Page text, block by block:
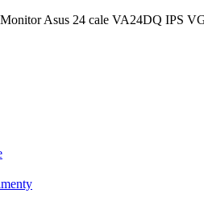
Asus 24 cale VA24DQ IPS